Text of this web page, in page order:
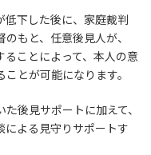
低下した後に、家庭裁判
もと、任意後見人が、
ことによって、本人の意
とが可能になります。
後見サポートに加えて、
による見守りサポートす